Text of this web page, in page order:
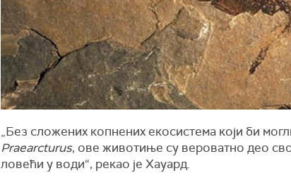
„Без сложених копнених екосистема који би
Praearcturus, ове животиње су вероватно део
ловећи у води“, рекао је Хауард.